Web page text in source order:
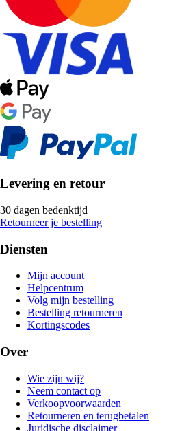
Levering en retour
30 dagen bedenktijd
Retourneer je bestelling
Diensten
Mijn account
Helpcentrum
Volg mijn bestelling
Bestelling retourneren
Kortingscodes
Over
Wie zijn wij?
Neem contact op
Verkoopvoorwaarden
Retourneren en terugbetalen
Juridische disclaimer